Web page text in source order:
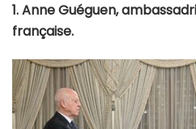
1. Anne Guéguen,
française.